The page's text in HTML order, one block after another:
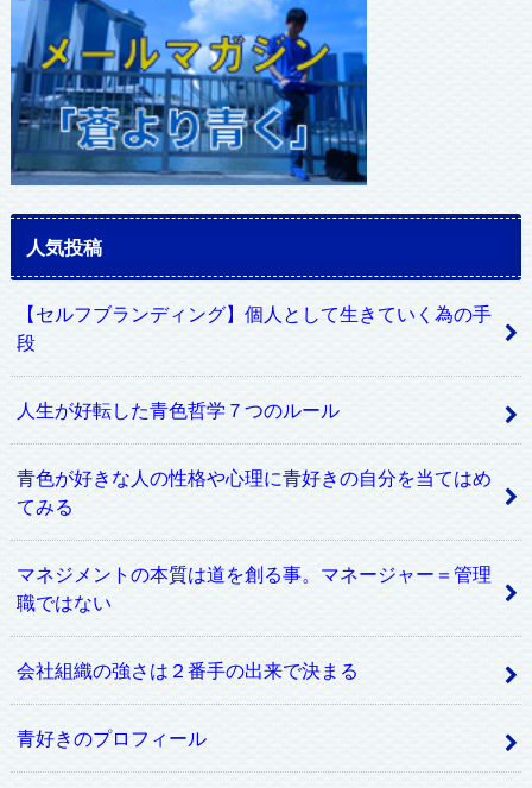
人気投稿
【セルフブランディング】個人として生きていく為の手
段
人生が好転した青色哲学７つのルール
青色が好きな人の性格や心理に青好きの自分を当てはめ
てみる
マネジメントの本質は道を創る事。マネージャー＝管理
職ではない
会社組織の強さは２番手の出来で決まる
青好きのプロフィール